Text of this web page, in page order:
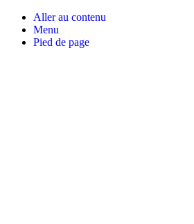
Aller au contenu
Menu
Pied de page